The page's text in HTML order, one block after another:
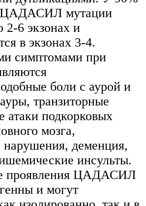
ЦАДАСИЛ мутации
2-6 экзонах и
в экзонах 3-4.
симптомами при
боли с аурой и
транзиторные
атаки подкорковых
мозга,
нарушения, деменция,
инсульты.
проявления ЦАДАСИЛ
и могут